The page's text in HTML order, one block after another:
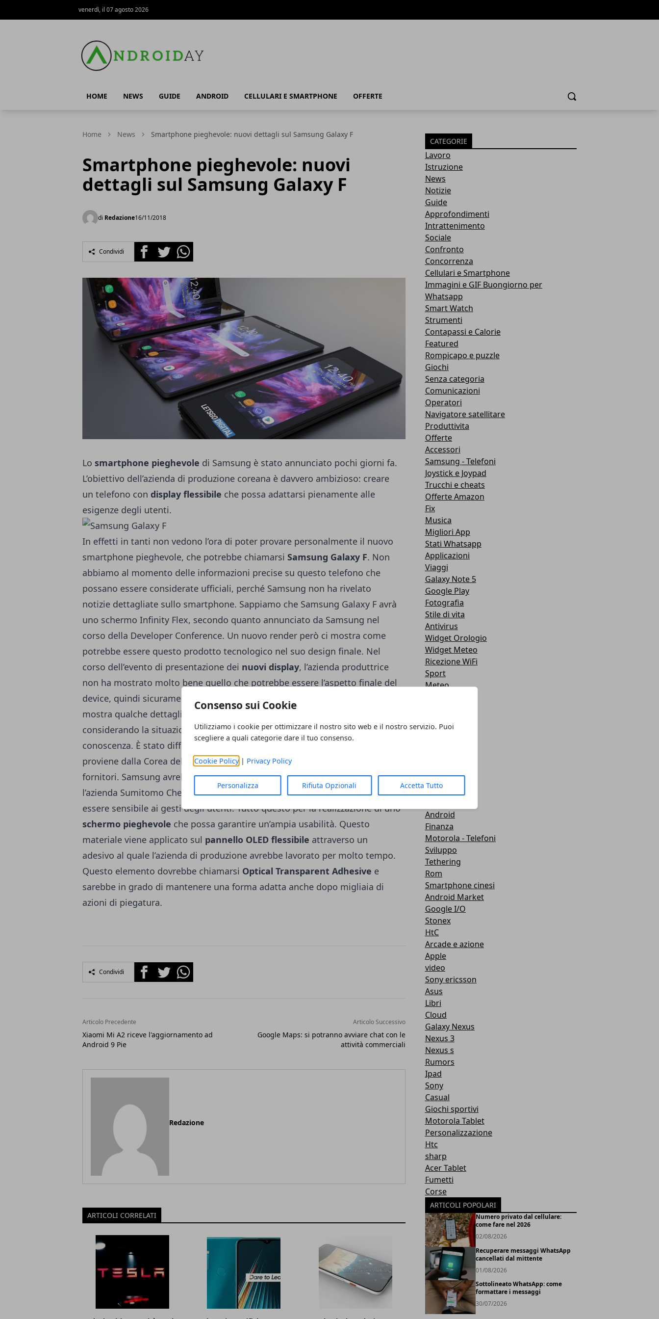
Consenso sui Cookie
Utilizziamo i cookie per ottimizzare il nostro sito web e il nostro servizio. Puoi
scegliere a quali categorie dare il tuo consenso.
Cookie Policy| Privacy Policy
Personalizza Rifiuta Opzionali Accetta Tutto
venerdì, il 07 agosto 2026
HOME NEWS GUIDE ANDROID CELLULARI E SMARTPHONE OFFERTE Cerca
Home News Smartphone pieghevole: nuovi dettagli sul Samsung Galaxy F
Smartphone pieghevole: nuovi
dettagli sul Samsung Galaxy F
di Redazione16/11/2018
Condividi FacebookTwitterWhatsapp
Lo smartphone pieghevole di Samsung è stato annunciato pochi giorni fa.
L’obiettivo dell’azienda di produzione coreana è davvero ambizioso: creare
un telefono con display flessibile che possa adattarsi pienamente alle
esigenze degli utenti.
In effetti in tanti non vedono l’ora di poter provare personalmente il nuovo
smartphone pieghevole, che potrebbe chiamarsi Samsung Galaxy F. Non
abbiamo al momento delle informazioni precise su questo telefono che
possano essere considerate ufficiali, perché Samsung non ha rivelato
notizie dettagliate sullo smartphone. Sappiamo che Samsung Galaxy F avrà
uno schermo Infinity Flex, secondo quanto annunciato da Samsung nel
corso della Developer Conference. Un nuovo render però ci mostra come
potrebbe essere questo prodotto tecnologico nel suo design finale. Nel
corso dell’evento di presentazione dei nuovi display, l’azienda produttrice
non ha mostrato molto bene quello che potrebbe essere l’aspetto finale del
device, quindi sicuramente tutto è ancora in fase di lavorazione. Il
mostra qualche dettaglio in più su come potrebbe essere lo smartphone,
considerando la situazione attuale e le informazioni di cui siamo a
conoscenza. È stato diffuso anche un report molto interessante che
proviene dalla Corea del Sud e che è relativo ad alcune analisi realizzate dai
fornitori. Samsung avrebbe stretto una collaborazione interessante con
l’azienda Sumitomo Chemical per la creazione di unapoliammideche possa
essere sensibile ai gesti degli utenti. Tutto questo per la realizzazione di uno
schermo pieghevole che possa garantire un’ampia usabilità. Questo
materiale viene applicato sul pannello OLED flessibile attraverso un
adesivo al quale l’azienda di produzione avrebbe lavorato per molto tempo.
Questo elemento dovrebbe chiamarsi Optical Transparent Adhesive e
sarebbe in grado di mantenere una forma adatta anche dopo migliaia di
azioni di piegatura.
Condividi FacebookTwitterWhatsapp
Articolo Precedente
Xiaomi Mi A2 riceve l'aggiornamento ad
Android 9 Pie
Articolo Successivo
Google Maps: si potranno avviare chat con le
attività commerciali
Redazione
ARTICOLI CORRELATI
CATEGORIE
Lavoro
Istruzione
News
Notizie
Guide
Approfondimenti
Intrattenimento
Sociale
Confronto
Concorrenza
Cellulari e Smartphone
Immagini e GIF Buongiorno per
Whatsapp
Smart Watch
Strumenti
Contapassi e Calorie
Featured
Rompicapo e puzzle
Giochi
Senza categoria
Comunicazioni
Operatori
Navigatore satellitare
Produttivita
Offerte
Accessori
Samsung - Telefoni
Joystick e Joypad
Trucchi e cheats
Offerte Amazon
Fix
Musica
Migliori App
Stati Whatsapp
Applicazioni
Viaggi
Galaxy Note 5
Google Play
Fotografia
Stile di vita
Antivirus
Widget Orologio
Widget Meteo
Ricezione WiFi
Sport
Meteo
Trasporti
Firmware
Huawei
Android
Finanza
Motorola - Telefoni
Sviluppo
Tethering
Rom
Smartphone cinesi
Android Market
Google I/O
Stonex
HtC
Arcade e azione
Apple
video
Sony ericsson
Asus
Libri
Cloud
Galaxy Nexus
Nexus 3
Nexus s
Rumors
Ipad
Sony
Casual
Giochi sportivi
Motorola Tablet
Personalizzazione
Htc
sharp
Acer Tablet
Fumetti
Corse
ARTICOLI POPOLARI
Numero privato dal cellulare:
come fare nel 2026
02/08/2026
Recuperare messaggi WhatsApp
cancellati dal mittente
01/08/2026
Sottolineato WhatsApp: come
formattare i messaggi
30/07/2026